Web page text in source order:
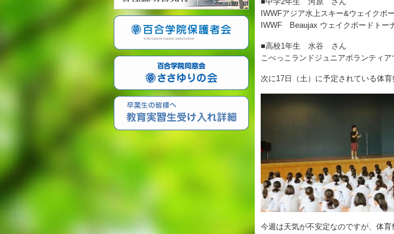
IWWFアジア水上スキー&ウェイク
IWWF Beaujax ウェイクボードトー
■高校1年生 水谷 さん
こべっこランドジュニアボランティア
次に17日（土）に予定されている体
今週は天気が不安定なのですが、体